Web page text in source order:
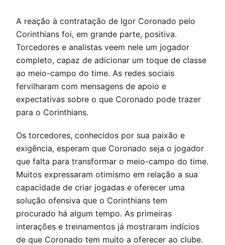
A reação à contratação de Igor Coronado pelo
Corinthians foi, em grande parte, positiva.
Torcedores e analistas veem nele um jogador
completo, capaz de adicionar um toque de classe
ao meio-campo do time. As redes sociais
fervilharam com mensagens de apoio e
expectativas sobre o que Coronado pode trazer
para o Corinthians.
Os torcedores, conhecidos por sua paixão e
exigência, esperam que Coronado seja o jogador
que falta para transformar o meio-campo do time.
Muitos expressaram otimismo em relação a sua
capacidade de criar jogadas e oferecer uma
solução ofensiva que o Corinthians tem
procurado há algum tempo. As primeiras
interações e treinamentos já mostraram indícios
de que Coronado tem muito a oferecer ao clube.